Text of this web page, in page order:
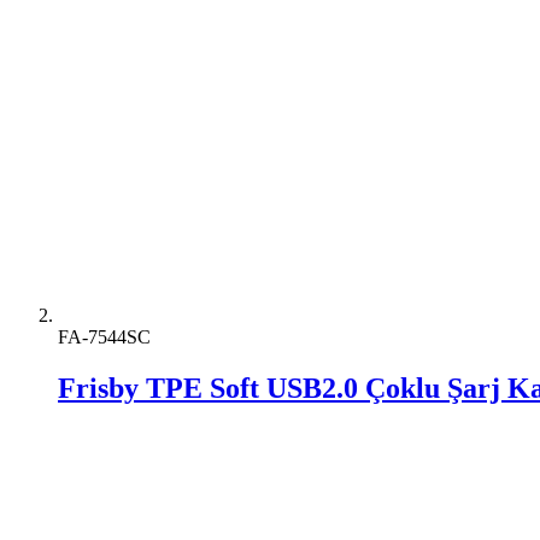
FA-7544SC
Frisby TPE Soft USB2.0 Çoklu Şarj